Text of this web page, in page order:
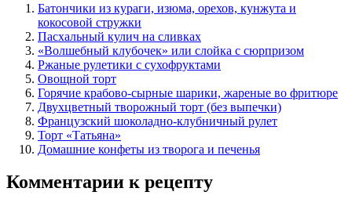
Батончики из кураги, изюма, орехов, кунжута и
кокосовой стружки
Пасхальный кулич на сливках
«Волшебный клубочек» или слойка с сюрпризом
Ржаные рулетики с сухофруктами
Овощной торт
Горячие крабово-сырные шарики, жареные во фритюре
Двухцветный творожный торт (без выпечки)
Французский шоколадно-клубничный рулет
Торт «Татьяна»
Домашние конфеты из творога и печенья
Комментарии к рецепту